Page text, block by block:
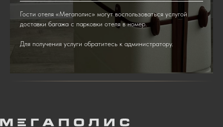
Гости отеля «Мегаполис» могут воспользоваться услугой
доставки багажа с парковки отеля в номер.
Для получения услуги обратитесь к администратору.